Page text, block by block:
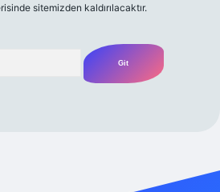
sitemizden kaldırılacaktır.